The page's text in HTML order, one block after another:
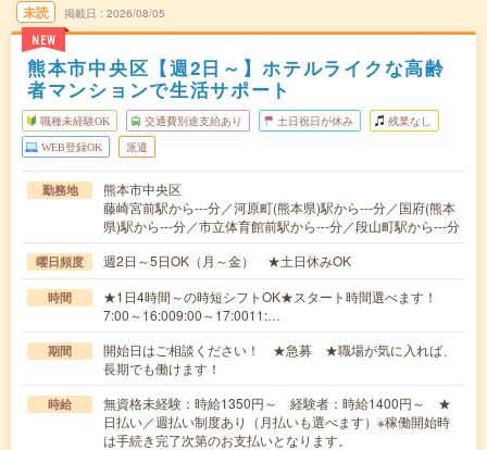
未読
NEW
掲載日 2026/08/05
熊本市中央区【週2日～】ホテルライクな高齢
者マンションで生活サポート
職種未経験OK 交通費別途支給あり 土日祝日が休み 残業なし
WEB登録OK 派遣
勤務地
熊本市中央区
藤崎宮前駅から---分／河原町(熊本県)駅から---分／国府(熊本
県)駅から---分／市立体育館前駅から---分／段山町駅から---分
曜日頻度 週2日～5日OK（月～金） ★土日休みOK
時間
★1日4時間～の時短シフトOK★スタート時間選べます！
7:00～16:009:00～17:0011:…
期間
開始日はご相談ください！ ★急募 ★職場が気に入れば、
長期でも働けます！
時給
無資格未経験：時給1350円～ 経験者：時給1400円～ ★
日払い／週払い制度あり（月払いも選べます）※稼働開始時
は手続き完了次第のお支払いとなります。